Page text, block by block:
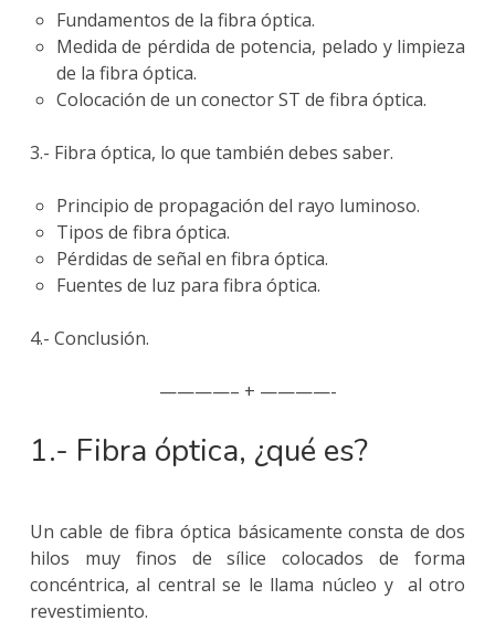
Fundamentos de la fibra óptica.
Medida de pérdida de potencia, pelado y limpieza
de la fibra óptica.
Colocación de un conector ST de fibra óptica.
3.- Fibra óptica, lo que también debes saber.
Principio de propagación del rayo luminoso.
Tipos de fibra óptica.
Pérdidas de señal en fibra óptica.
Fuentes de luz para fibra óptica.
4.- Conclusión.
————– + ————-
1.- Fibra óptica, ¿qué es?
Un cable de fibra óptica básicamente consta de dos
hilos muy finos de sílice colocados de forma
concéntrica, al central se le llama núcleo y al otro
revestimiento.